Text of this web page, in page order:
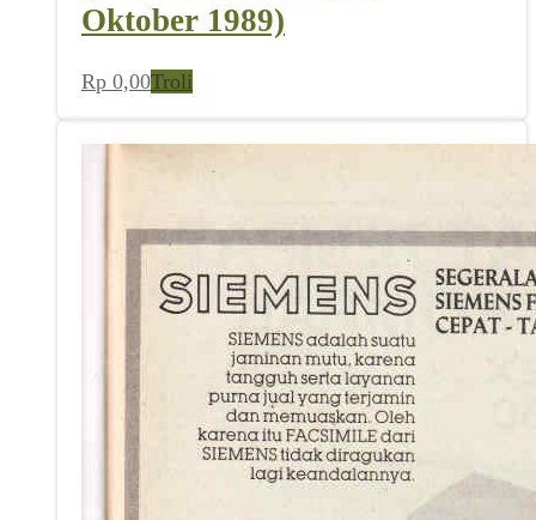
Oktober 1989)
Rp 0,00Troli